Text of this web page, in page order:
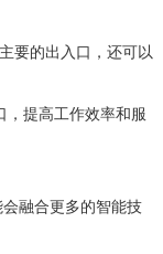
要的出入口，还可以
提高工作效率和服
融合更多的智能技